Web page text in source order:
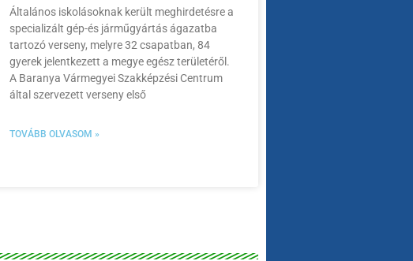
Általános iskolásoknak került meghirdetésre a
specializált gép-és járműgyártás ágazatba
tartozó verseny, melyre 32 csapatban, 84
gyerek jelentkezett a megye egész területéről.
A Baranya Vármegyei Szakképzési Centrum
által szervezett verseny első
TOVÁBB OLVASOM »